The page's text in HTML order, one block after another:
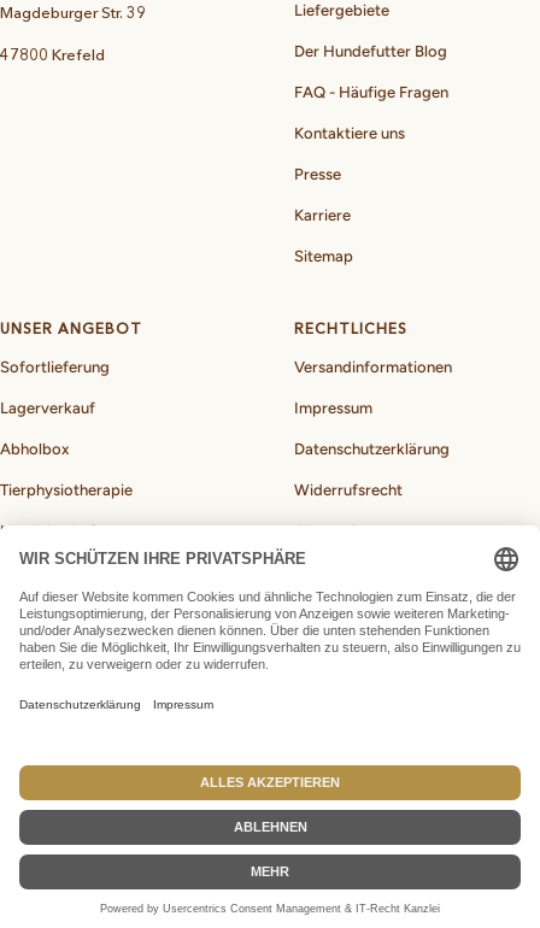
Magdeburger Str. 39
47800 Krefeld
Liefergebiete
Der Hundefutter Blog
FAQ - Häufige Fragen
Kontaktiere uns
Presse
Karriere
Sitemap
UNSER ANGEBOT
Sofortlieferung
Lagerverkauf
Abholbox
Tierphysiotherapie
Hundebedarf
RECHTLICHES
Versandinformationen
Impressum
Datenschutzerklärung
Widerrufsrecht
Allgemeine
Geschäftsbedingungen
Vertrag widerrufen
Deutschland (EUR €)
BARFeGO® made by Webfusions